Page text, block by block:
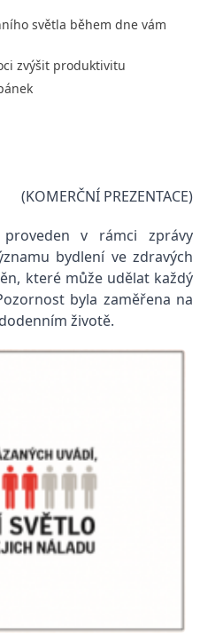
světla během dne vám
zvýšit produktivitu
(KOMERČNÍ PREZENTACE)
v rámci zprávy
bydlení ve zdravých
které může udělat každý
byla zaměřena na
životě.